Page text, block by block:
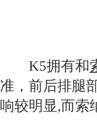
K5拥有和
准，前后排腿
响较明显,而索